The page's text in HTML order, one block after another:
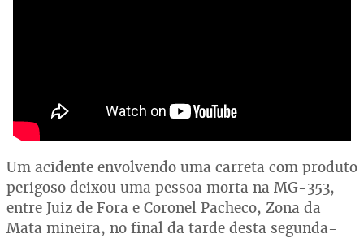
Um acidente envolvendo uma carreta com produto
perigoso deixou uma pessoa morta na MG-353,
entre Juiz de Fora e Coronel Pacheco, Zona da
Mata mineira, no final da tarde desta segunda-